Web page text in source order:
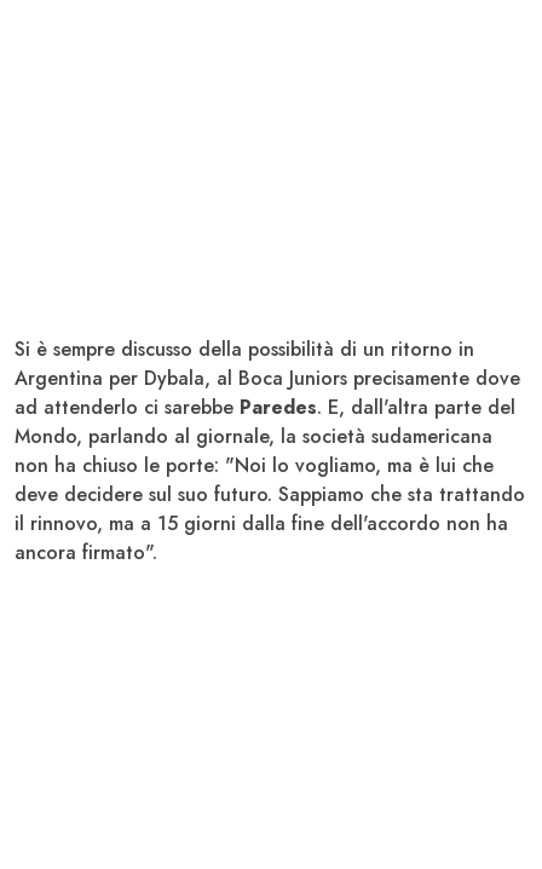
Si è sempre discusso della possibilità di un ritorno in
Argentina per Dybala, al Boca Juniors precisamente dove
ad attenderlo ci sarebbe Paredes. E, dall'altra parte del
Mondo, parlando al giornale, la società sudamericana
non ha chiuso le porte: "Noi lo vogliamo, ma è lui che
deve decidere sul suo futuro. Sappiamo che sta trattando
il rinnovo, ma a 15 giorni dalla fine dell'accordo non ha
ancora firmato".